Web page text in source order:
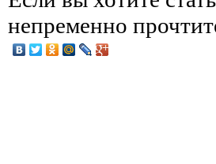
непременно